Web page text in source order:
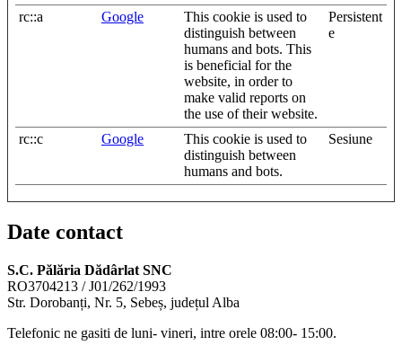
rc::a Google
This cookie is used to
distinguish between
humans and bots. This
is beneficial for the
website, in order to
make valid reports on
the use of their website.
Persistent
e
rc::c Google
This cookie is used to
distinguish between
humans and bots.
Sesiune
Date contact
S.C. Pălăria Dădârlat SNC
RO3704213 / J01/262/1993
Str. Dorobanți, Nr. 5, Sebeș, județul Alba
Telefonic ne gasiti de luni- vineri, intre orele 08:00- 15:00.